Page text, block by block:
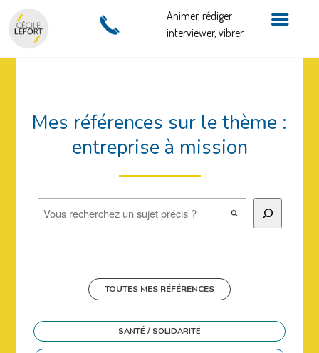
Mes références sur le thème :
entreprise à mission
Rechercher
TOUTES MES RÉFÉRENCES
SANTÉ / SOLIDARITÉ
Animer, rédiger
interviewer, vibrer